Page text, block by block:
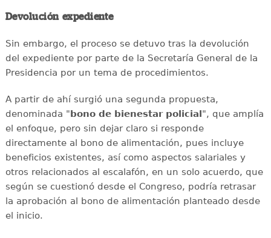
Devolución expediente
Sin embargo, el proceso se detuvo tras la devolución
del expediente por parte de la Secretaría General de la
Presidencia por un tema de procedimientos.
A partir de ahí surgió una segunda propuesta,
denominada "bono de bienestar policial", que amplía
el enfoque, pero sin dejar claro si responde
directamente al bono de alimentación, pues incluye
beneficios existentes, así como aspectos salariales y
otros relacionados al escalafón, en un solo acuerdo, que
según se cuestionó desde el Congreso, podría retrasar
la aprobación al bono de alimentación planteado desde
el inicio.